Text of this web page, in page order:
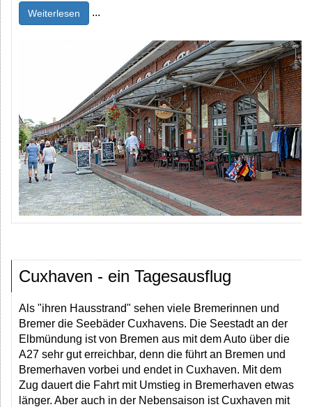
Weiterlesen ...
Cuxhaven - ein Tagesausflug
Als "ihren Hausstrand" sehen viele Bremerinnen und
Bremer die Seebäder Cuxhavens. Die Seestadt an der
Elbmündung ist von Bremen aus mit dem Auto über die
A27 sehr gut erreichbar, denn die führt an Bremen und
Bremerhaven vorbei und endet in Cuxhaven. Mit dem
Zug dauert die Fahrt mit Umstieg in Bremerhaven etwas
länger. Aber auch in der Nebensaison ist Cuxhaven mit